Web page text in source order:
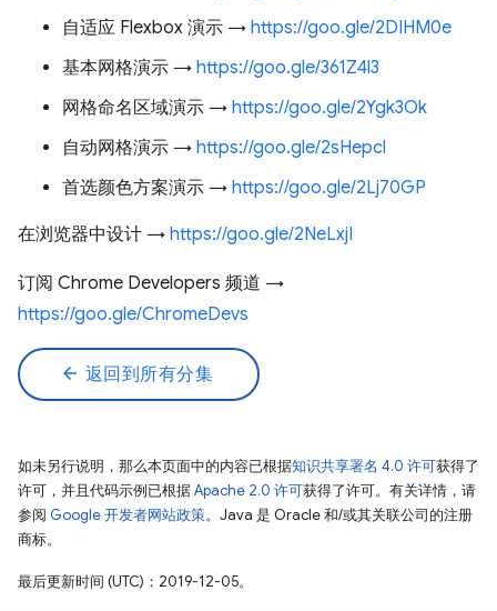
自适应 Flexbox 演示 → https://goo.gle/2DIHM0e
基本网格演示 → https://goo.gle/361Z4l3
网格命名区域演示 → https://goo.gle/2Ygk3Ok
自动网格演示 → https://goo.gle/2sHepcl
首选颜色方案演示 → https://goo.gle/2Lj70GP
在浏览器中设计 → https://goo.gle/2NeLxjI
订阅 Chrome Developers 频道 →
https://goo.gle/ChromeDevs
arrow_back 返回到所有分集
如未另行说明，那么本页面中的内容已根据知识共享署名 4.0 许可获得了
许可，并且代码示例已根据Apache 2.0 许可获得了许可。有关详情，请
参阅 Google 开发者网站政策。Java 是 Oracle 和/或其关联公司的注册
商标。
最后更新时间 (UTC)：2019-12-05。